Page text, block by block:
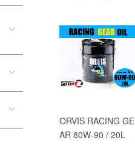
ORVIS RACING GE
AR 80W-90 / 20L